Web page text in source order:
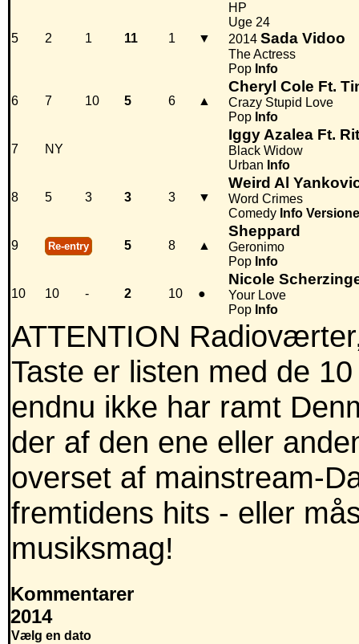
5 2 1 11 1 ▼
HP
Uge 24
2014 Sada Vidoo
The Actress
Pop Info
6 7 10 5 6 ▲
Cheryl Cole Ft.
Crazy Stupid Love
Pop Info
7 NY
Iggy Azalea Ft.
Black Widow
Urban Info
8 5 3 3 3 ▼
Weird Al
Word Crimes
Comedy Info
9 Re-entry 5 8 ▲
Sheppard
Geronimo
Pop Info
10 10 - 2 10 ●
Nicole
Your Love
Pop Info
ATTENTION
Taste er listen med de
endnu ikke har ramt
der af den ene eller
overset af mainstream-
fremtidens hits - eller
musiksmag!
Kommentarer
2014
Vælg en dato